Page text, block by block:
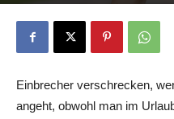
Einbrecher verschrecken,
angeht, obwohl man im